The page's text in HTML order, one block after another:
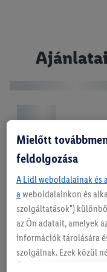
Ajánlataink
08.06. csütörtöktől
Mielőtt
feldolgozása
A Lidl weboldalainak és
aweboldalainkon és
szolgáltatások")
az Ön adatait, amelyek
információk tárolására
szolgálnak. Ezek közül